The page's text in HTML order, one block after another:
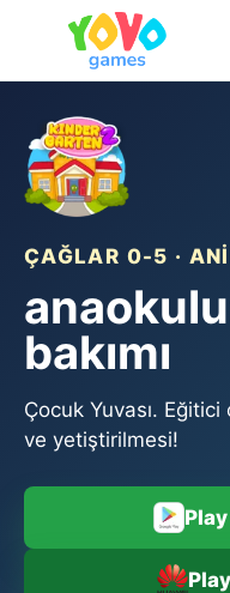
ÇAĞLAR 0-5 ·
bakımı
Çocuk Yuvası. Eğitici
ve yetiştirilmesi!